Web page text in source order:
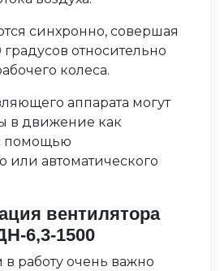
синхронно, совершая
относительно
колеса.
аппарата могут
в движение как
помощью
или автоматического
вентилятора
6,3-1500
работу очень важно